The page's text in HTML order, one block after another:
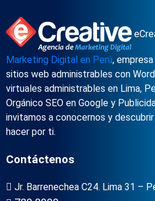
Marketing Digital en Perú,
sitios web administrables con
virtuales administrables en Lima,
Orgánico SEO en Google y
invitamos a conocernos y
hacer por ti.
Contáctenos
Jr. Barrenechea C24. Lima 31 –